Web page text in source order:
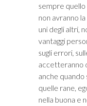
sempre
non avranno
uni degli altri,
vantaggi
sugli errori,
accetteranno
anche
quelle rane,
nella buona e